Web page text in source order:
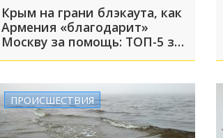
Крым на грани блэкаута, как
Армения «благодарит»
Москву за помощь: ТОП-5 за
6 августа
ПРОИСШЕСТВИЯ